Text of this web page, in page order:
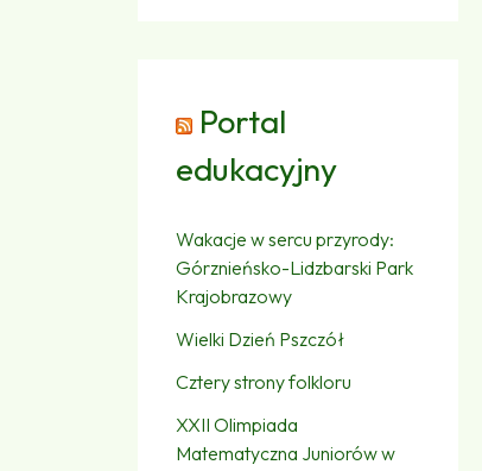
Portal
edukacyjny
Wakacje w sercu przyrody:
Górznieńsko-Lidzbarski Park
Krajobrazowy
Wielki Dzień Pszczół
Cztery strony folkloru
XXII Olimpiada
Matematyczna Juniorów w